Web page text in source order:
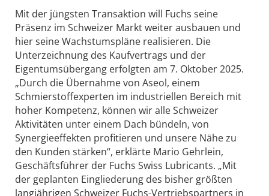
Mit der jüngsten Transaktion will Fuchs seine
Präsenz im Schweizer Markt weiter ausbauen und
hier seine Wachstumspläne realisieren. Die
Unterzeichnung des Kaufvertrags und der
Eigentumsübergang erfolgten am 7. Oktober 2025.
„Durch die Übernahme von Aseol, einem
Schmierstoffexperten im industriellen Bereich mit
hoher Kompetenz, können wir alle Schweizer
Aktivitäten unter einem Dach bündeln, von
Synergieeffekten profitieren und unsere Nähe zu
den Kunden stärken“, erklärte Mario Gehrlein,
Geschäftsführer der Fuchs Swiss Lubricants. „Mit
der geplanten Eingliederung des bisher größten
langjährigen Schweizer Fuchs-Vertriebspartners in